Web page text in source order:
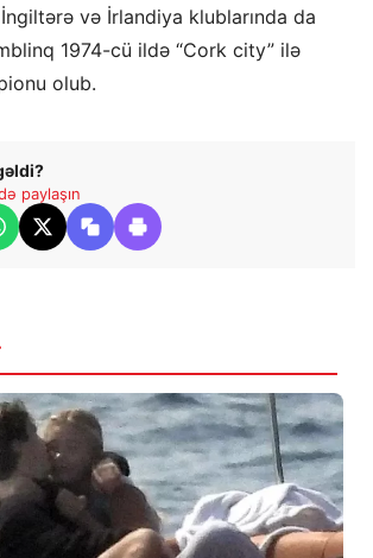
və İrlandiya klublarında da
1974-cü ildə “Cork city” ilə
olub.
paylaşın